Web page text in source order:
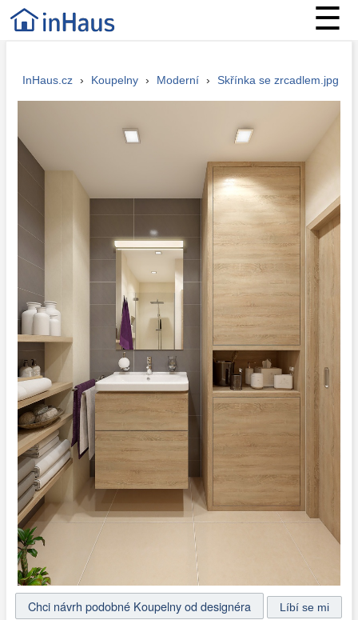
☰
InHaus.cz › Koupelny › Moderní › Skřínka se zrcadlem.jpg
Chci návrh podobné Koupelny od designéra